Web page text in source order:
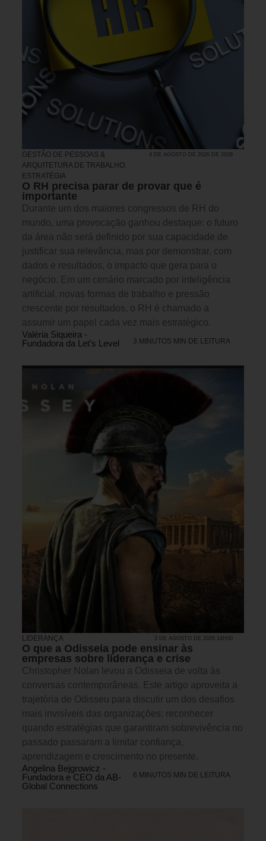
GESTÃO DE PESSOAS &
ARQUITETURA DE TRABALHO,
ESTRATÉGIA
4 DE AGOSTO DE 2026 DE 2026
O RH precisa parar de provar que é
importante
Durante um dos maiores congressos de RH do
mundo, uma provocação ganhou destaque: o futuro
da área não será definido por sua capacidade de
justificar sua relevância, mas por demonstrar, com
dados e resultados, o impacto que gera para o
negócio. Em um cenário marcado por inteligência
artificial, novas formas de trabalho e pressão
crescente por resultados, o RH é chamado a
assumir um papel cada vez mais estratégico.
Valéria Siqueira -
Fundadora da Let’s Level
3 MINUTOS MIN DE LEITURA
LIDERANÇA 3 DE AGOSTO DE 2026 14H00
O que a Odisseia pode ensinar às
empresas sobre liderança e crise
Christopher Nolan levou a Odisseia de volta às
conversas contemporâneas. Este artigo aproveita a
trajetória de Odisseu para discutir um dos desafios
mais invisíveis das organizações: reconhecer
quando estratégias que garantiram sobrevivência no
passado passaram a limitar confiança,
aprendizagem e crescimento no presente.
Angelina Bejgrowicz -
Fundadora e CEO da AB-
Global Connections
6 MINUTOS MIN DE LEITURA